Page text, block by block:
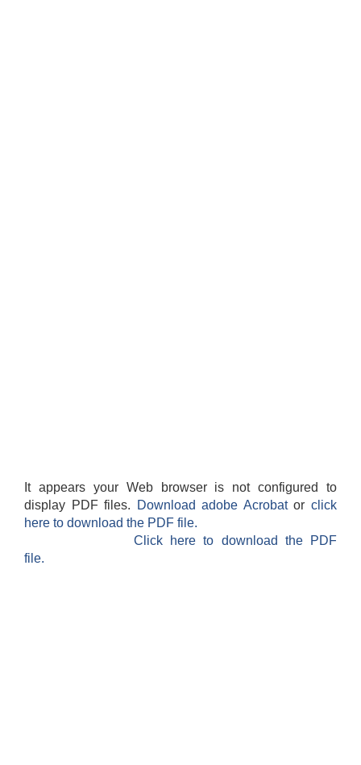
It appears your Web browser is not configured to
display PDF files.
Download adobe Acrobatorclick
here to download the PDF file.
Click here to download the PDF
file.